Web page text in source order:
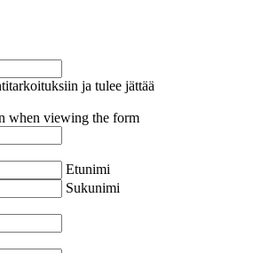
ja tulee jättää
when viewing the form
Etunimi
Sukunimi